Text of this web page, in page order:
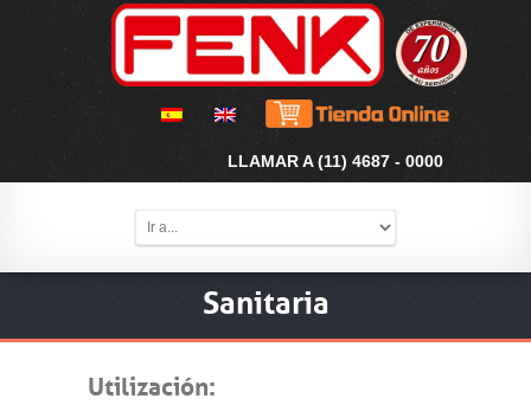
LLAMAR A (11) 4687 - 0000
Sanitaria
Utilización: